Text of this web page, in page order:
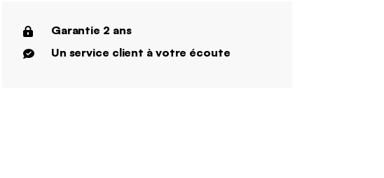
Garantie 2 ans
Un service client à votre écoute